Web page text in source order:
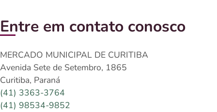
Entre em contato conosco
MERCADO MUNICIPAL DE CURITIBA
Avenida Sete de Setembro, 1865
Curitiba, Paraná
(41) 3363-3764
(41) 98534-9852